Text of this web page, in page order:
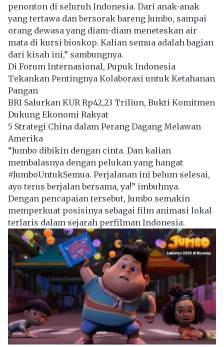
penonton di seluruh Indonesia. Dari anak-anak
yang tertawa dan bersorak bareng Jumbo, sampai
orang dewasa yang diam-diam meneteskan air
mata di kursi bioskop. Kalian semua adalah bagian
dari kisah ini,” sambungnya.
Di Forum Internasional, Pupuk Indonesia
Tekankan Pentingnya Kolaborasi untuk Ketahanan
Pangan
BRI Salurkan KUR Rp42,23 Triliun, Bukti Komitmen
Dukung Ekonomi Rakyat
5 Strategi China dalam Perang Dagang Melawan
Amerika
“Jumbo dibikin dengan cinta. Dan kalian
membalasnya dengan pelukan yang hangat
#JumboUntukSemua. Perjalanan ini belum selesai,
ayo terus berjalan bersama, ya!” imbuhnya.
Dengan pencapaian tersebut, Jumbo semakin
memperkuat posisinya sebagai film animasi lokal
terlaris dalam sejarah perfilman Indonesia.